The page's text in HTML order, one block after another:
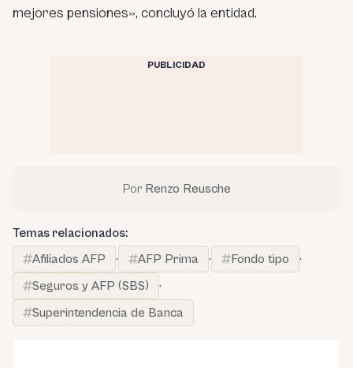
mejores pensiones», concluyó la entidad.
PUBLICIDAD
Por Renzo Reusche
Temas relacionados:
Afiliados AFP
· AFP Prima · Fondo tipo
·
Seguros y AFP (SBS)
·
Superintendencia de Banca